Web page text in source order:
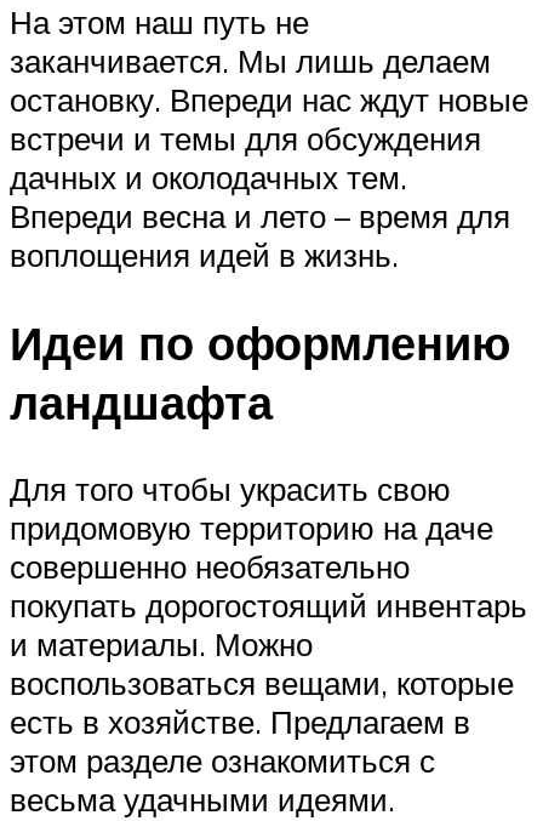
На этом наш путь не
заканчивается. Мы лишь делаем
остановку. Впереди нас ждут новые
встречи и темы для обсуждения
дачных и околодачных тем.
Впереди весна и лето – время для
воплощения идей в жизнь.
Идеи по оформлению
ландшафта
Для того чтобы украсить свою
придомовую территорию на даче
совершенно необязательно
покупать дорогостоящий инвентарь
и материалы. Можно
воспользоваться вещами, которые
есть в хозяйстве. Предлагаем в
этом разделе ознакомиться с
весьма удачными идеями.